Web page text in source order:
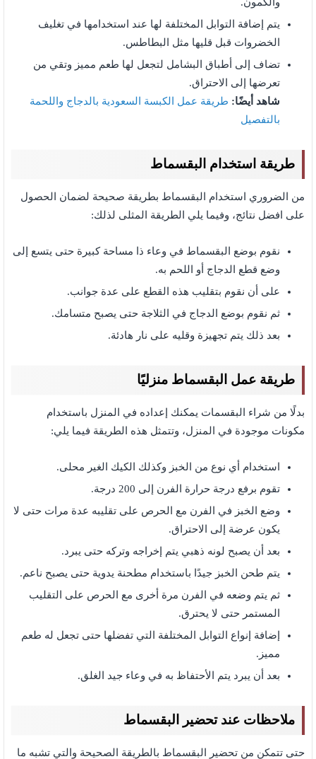
يتم إضافة التوابل المختلفة لها عند استخدامها في تغليف
الخضروات قبل قليها مثل البطاطس.
تضاف إلى أطباق البشامل لتجعل لها طعم مميز وتقي من
تعرضها إلى الاحتراق.
شاهد أيضًا: طريقة عمل الكبسة السعودية بالدجاج واللحمة
بالتفصيل
طريقة استخدام البقسماط
من الضروري استخدام البقسماط بطريقة صحيحة لضمان الحصول
على افضل نتائج، وفيما يلي الطريقة المثلى لذلك:
نقوم بوضع البقسماط في وعاء ذا مساحة كبيرة حتى يتسع إلى
وضع قطع الدجاج أو اللحم به.
على أن نقوم بتقليب هذه القطع على عدة جوانب.
ثم نقوم بوضع الدجاج في الثلاجة حتى يصبح متسامك.
بعد ذلك يتم تجهيزة وقليه على نار هادئة.
طريقة عمل البقسماط منزليًا
بدلًا من شراء البقسمات يمكنك إعداده في المنزل باستخدام
مكونات موجودة في المنزل، وتتمثل هذه الطريقة فيما يلي:
استخدام أي نوع من الخبز وكذلك الكيك الغير محلى.
تقوم برفع درجة حرارة الفرن إلى 200 درجة.
وضع الخبز في الفرن مع الحرص على تقليبه عدة مرات حتى لا
يكون عرضة إلى الاحتراق.
بعد أن يصبح لونه ذهبي يتم إخراجه وتركه حتى يبرد.
يتم طحن الخبز جيدًا باستخدام مطحنة يدوية حتى يصبح ناعم.
ثم يتم وضعه في الفرن مرة أخرى مع الحرص على التقليب
المستمر حتى لا يحترق.
إضافة إنواع التوابل المختلفة التي تفضلها حتى تجعل له طعم
مميز.
بعد أن يبرد يتم الأحتفاظ به في وعاء جيد الغلق.
ملاحظات عند تحضير البقسماط
حتى تتمكن من تحضير البقسماط بالطريقة الصحيحة والتي تشبه ما